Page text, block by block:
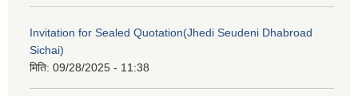
Invitation for Sealed Quotation(Jhedi Seudeni Dhabroad
Sichai)
मिति: 09/28/2025 - 11:38